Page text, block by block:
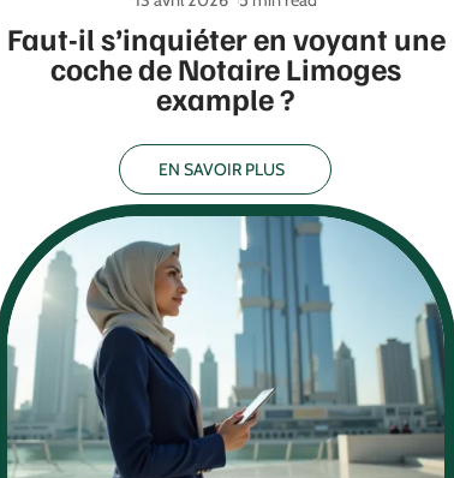
Faut-il s’inquiéter en voyant une
coche de Notaire Limoges
example ?
EN SAVOIR PLUS